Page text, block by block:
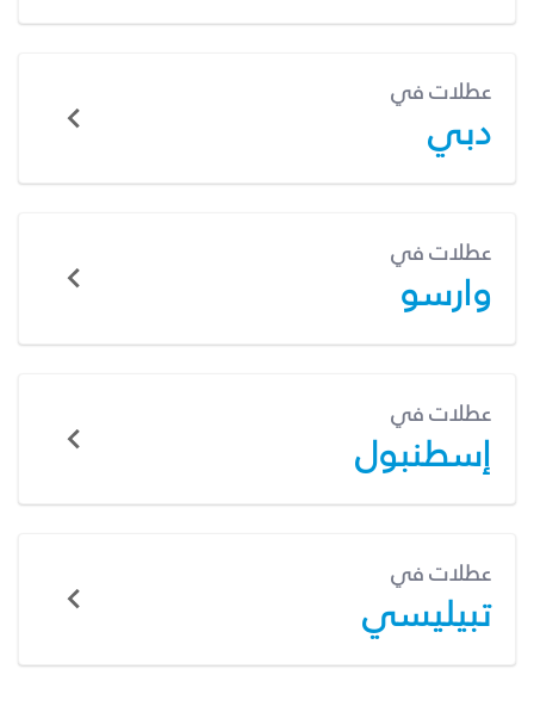
عطلات في
دبي
عطلات في
وارسو
عطلات في
إسطنبول
عطلات في
تبيليسي